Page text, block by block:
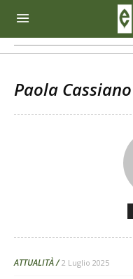
Paola Cassiano
ATTUALITÀ 2 Luglio 2025